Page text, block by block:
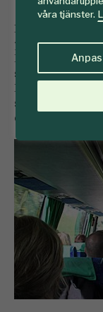
våra tjänster.
Den 16
på Sätra Brunn
Herman
Marie Larsson-
styrelsemedlem
deltagarna